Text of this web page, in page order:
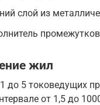
слой из
жил
до 5 токоведущих
от 1,5 до